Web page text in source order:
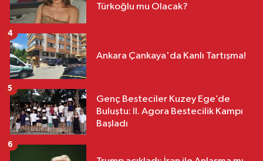
Türkoğlu mu Olacak?
Ankara Çankaya'da Kanlı Tartışma!
4
Genç Besteciler Kuzey Ege’de
Buluştu: II. Agora Bestecilik Kampı
Başladı
5
6